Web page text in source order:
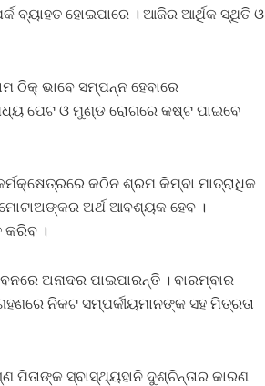
ବ୍ୟାହତ ହୋଇପାରେ । ଆଜିର ଆର୍ଥିକ ସ୍ଥିତି ଓ
ଭାବେ ସମ୍ପନ୍ନ ହେବାରେ
ପେଟ ଓ ମୁଣ୍ଡ ରୋଗରେ କଷ୍ଟ ପାଇବେ
କଠିନ ଶ୍ରମ କିମ୍ବା ମାତ୍ରାଧିକ
ଅର୍ଥ ଆବଶ୍ୟକ ହେବ ।
କରିବ ।
ଅନାଦର ପାଇପାରନ୍ତି । ବାରମ୍ବାର
ନିକଟ ସମ୍ପର୍କୀୟମାନଙ୍କ ସହ ମିତ୍ରତା
ପିତାଙ୍କ ସ୍ବାସ୍ଥ୍ୟହାନି ଦୁଶ୍ଚିନ୍ତାର କାରଣ